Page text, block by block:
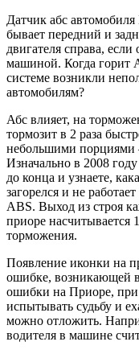
Датчик абс
бывает передний и
двигателя справа,
машиной. Когда горит
системе возникли
автомобилям?
Абс влияет, на
тормозит в 2 раза
небольшими
Изначально в 2008
до конца и узнаете,
загорелся и не
ABS. Выход из строя
приоре
торможения.
Появление иконки на
ошибке, возникающей в
ошибки на Приоре, при
испытывать судьбу и
можно отложить.
водителя в машине